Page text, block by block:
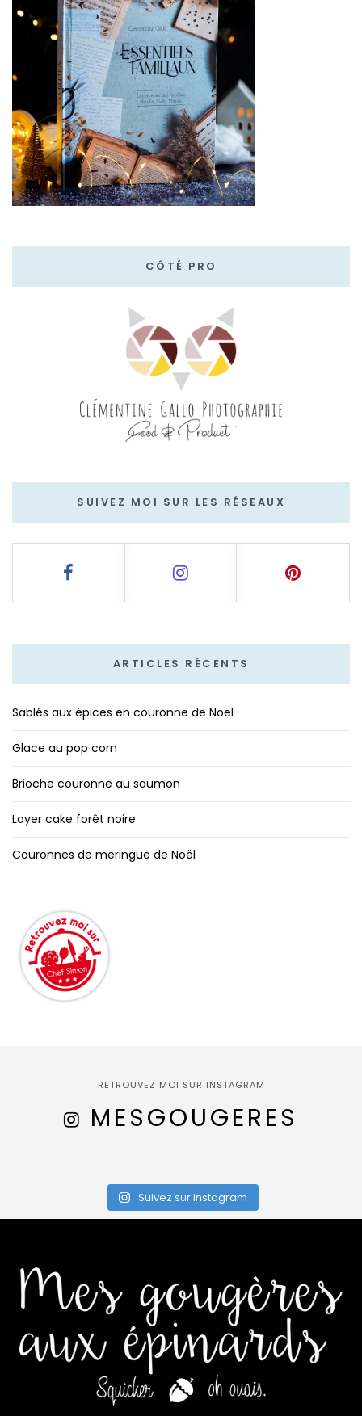
CÔTÉ PRO
SUIVEZ MOI SUR LES RÉSEAUX
ARTICLES RÉCENTS
Sablés aux épices en couronne de Noël
Glace au pop corn
Brioche couronne au saumon
Layer cake forêt noire
Couronnes de meringue de Noël
RETROUVEZ MOI SUR INSTAGRAM
MESGOUGERES
Suivez sur Instagram